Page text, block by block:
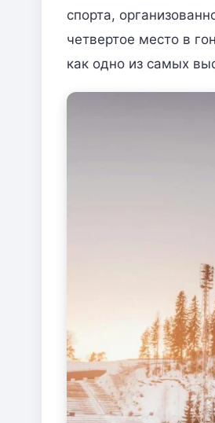
спорта,
четвертое место в
как одно из самых